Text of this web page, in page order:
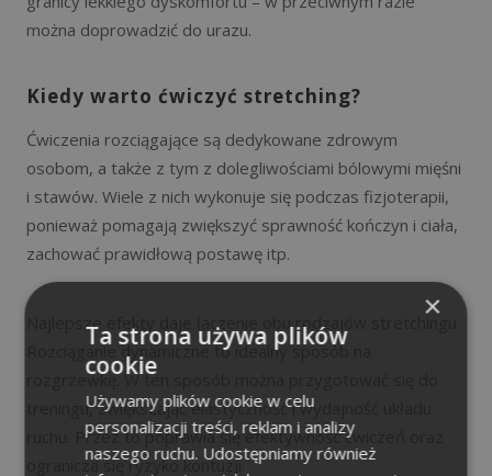
można doprowadzić do urazu.
Kiedy warto ćwiczyć stretching?
Ćwiczenia rozciągające są dedykowane zdrowym
osobom, a także z tym z dolegliwościami bólowymi mięśni
i stawów. Wiele z nich wykonuje się podczas fizjoterapii,
ponieważ pomagają zwiększyć sprawność kończyn i ciała,
zachować prawidłową postawę itp.
Najlepsze efekty daje łączenie obu rodzajów stretchingu.
Rozciąganie dynamiczne to idealny sposób na
rozgrzewkę. W ten sposób można przygotować się do
treningu, zwiększając elastyczność i wydajność układu
ruchu. Przez to poprawia się efektywność ćwiczeń oraz
ogranicza się ryzyko kontuzji.
×
Ta strona używa plików
cookie
Używamy plików cookie w celu
personalizacji treści, reklam i analizy
naszego ruchu. Udostępniamy również